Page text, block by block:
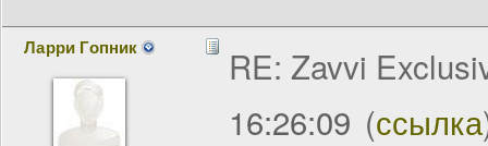
Ларри Гопник
RE: Zavvi
16:26:09 (ссылка